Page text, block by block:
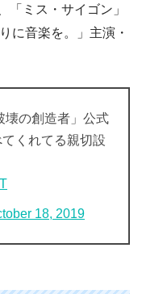
「ミス・サイゴン」
に音楽を。」主演・
壊の創造者」公式
くれてる親切設
18, 2019